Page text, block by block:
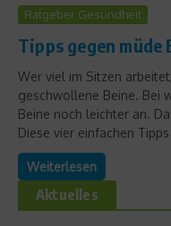
Ratgeber Gesundheit
Tipps gegen müde
Wer viel im Sitzen
geschwollene Beine. Bei
Beine noch leichter an.
Diese vier einfachen
Weiterlesen
Aktuelles